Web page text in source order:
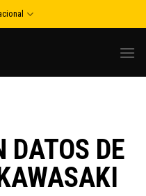
DATOS DE